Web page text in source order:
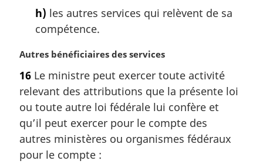
h) les autres services qui relèvent de sa
compétence.
N
t
e
m
a
g
i
Autres bénéficiaires des services
16 Le ministre peut exercer toute activité
relevant des attributions que la présente loi
ou toute autre loi fédérale lui confère et
qu’il peut exercer pour le compte des
autres ministères ou organismes fédéraux
pour le compte :